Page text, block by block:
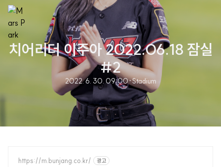
치어리더 이주아 2022.06.18 잠실
#2
2022. 6. 30. 09:00·Stadium
https://m.bunjang.co.kr/ 광고